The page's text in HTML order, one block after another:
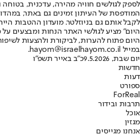
לספק לגולשים חוויה מהירה, עדכנית, בטוחה
המודפסת של העיתון זמינים גם באתר,
לקבל אותם גם בניוזלטר. מועדון ההטבות
היום" מציע לגולשי האתר הנחות ומבצעים על
היום פתוח להערות, לביקורת ולהצעות
במייל hayom@israelhayom.co.il.
יום שבת, 9.5.2026
כ"ב באייר תשפ"ו
חדשות
דעות
ספורט
ForReal
תרבות ובידור
אוכל
מגזין
אנחנו מגייסים